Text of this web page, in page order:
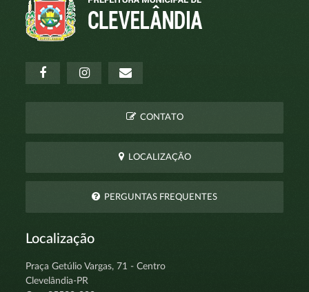
CONTATO
LOCALIZAÇÃO
PERGUNTAS FREQUENTES
Localização
Praça Getúlio Vargas, 71 - Centro
Clevelândia-PR